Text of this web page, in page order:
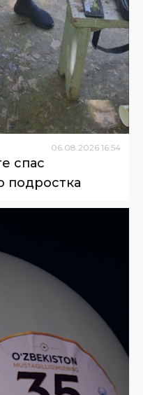
06.08.2026 16:54
спас
подростка